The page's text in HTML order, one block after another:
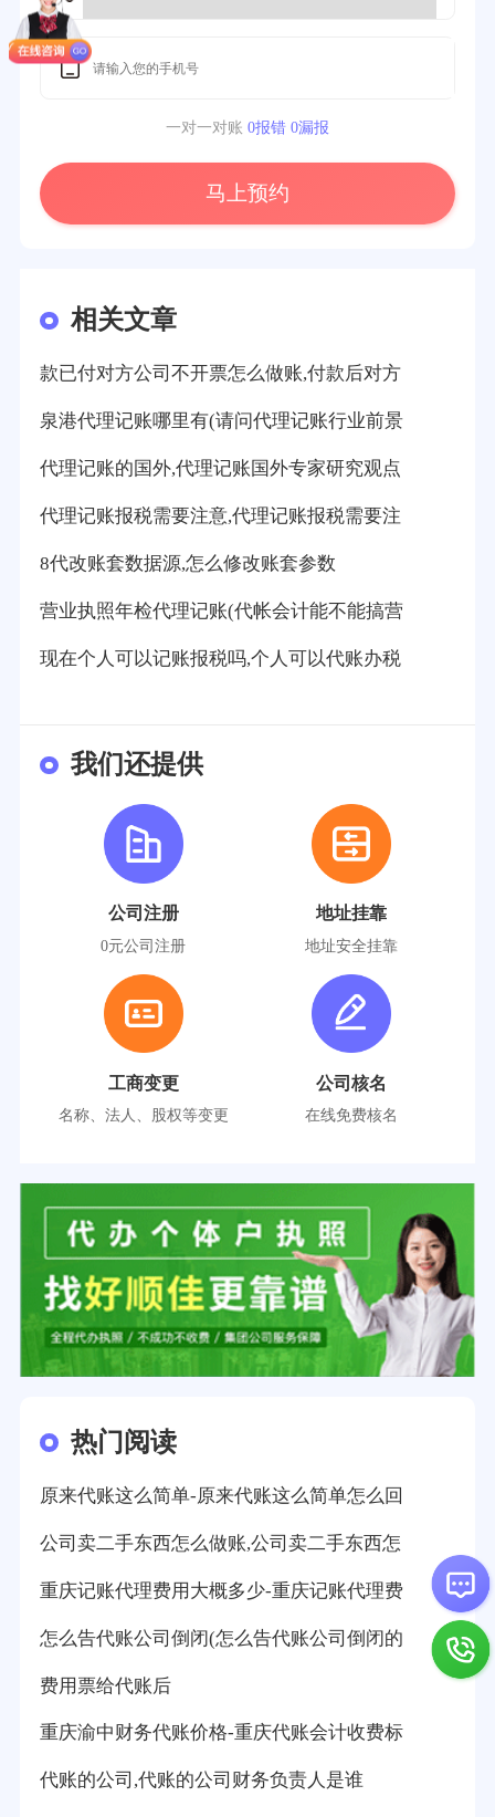
一对一对账 0报错 0漏报
马上预约
相关文章
款已付对方公司不开票怎么做账,付款后对方
泉港代理记账哪里有(请问代理记账行业前景
代理记账的国外,代理记账国外专家研究观点
代理记账报税需要注意,代理记账报税需要注
8代改账套数据源,怎么修改账套参数
营业执照年检代理记账(代帐会计能不能搞营
现在个人可以记账报税吗,个人可以代账办税
我们还提供
公司注册
0元公司注册
地址挂靠
地址安全挂靠
工商变更
名称、法人、股权等变更
公司核名
在线免费核名
热门阅读
原来代账这么简单-原来代账这么简单怎么回
公司卖二手东西怎么做账,公司卖二手东西怎
重庆记账代理费用大概多少-重庆记账代理费
怎么告代账公司倒闭(怎么告代账公司倒闭的
费用票给代账后
重庆渝中财务代账价格-重庆代账会计收费标
代账的公司,代账的公司财务负责人是谁